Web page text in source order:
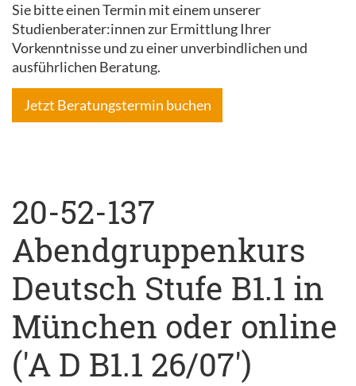
Sie bitte einen Termin mit einem unserer
Studienberater:innen zur Ermittlung Ihrer
Vorkenntnisse und zu einer unverbindlichen und
ausführlichen Beratung.
Jetzt Beratungstermin buchen
20-52-137
Abendgruppenkurs
Deutsch Stufe B1.1 in
München oder online
('A D B1.1 26/07')